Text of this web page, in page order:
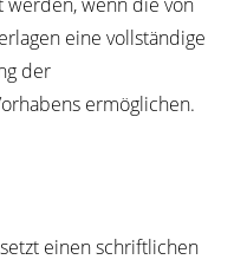
eine vollständige
der
ermöglichen.
einen schriftlichen